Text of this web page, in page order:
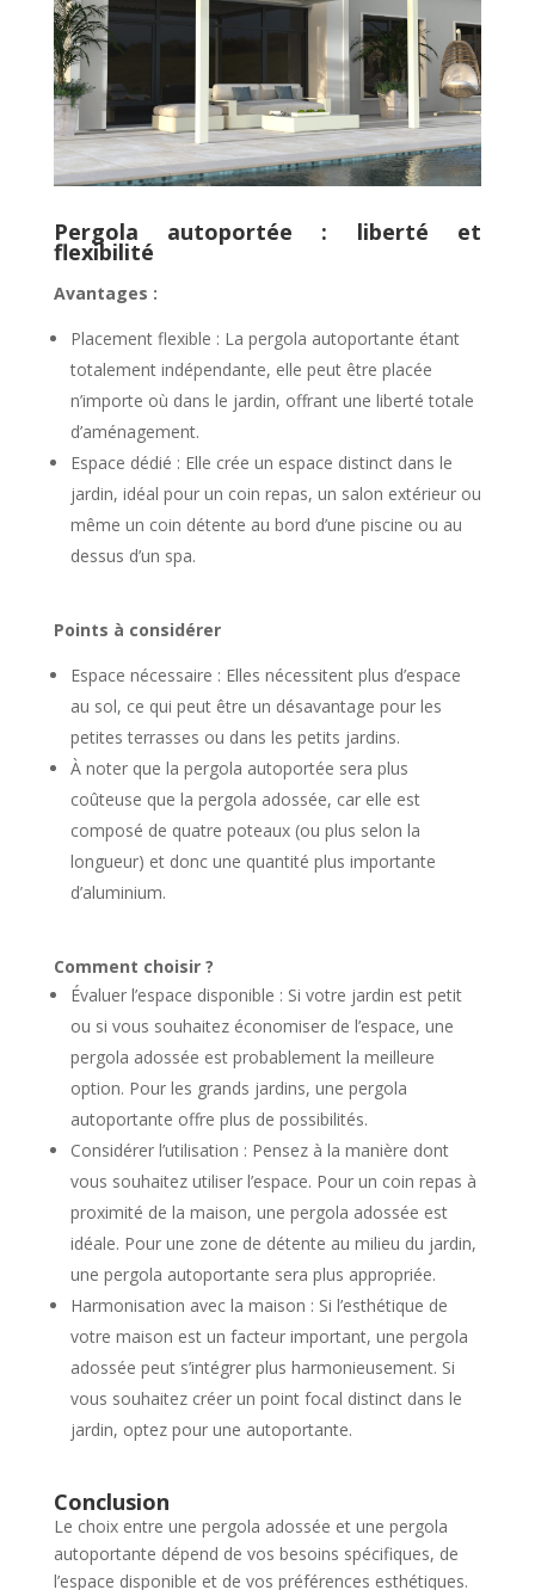
Pergola autoportée : liberté et
flexibilité
Avantages :
Placement flexible : La pergola autoportante étant
totalement indépendante, elle peut être placée
n’importe où dans le jardin, offrant une liberté totale
d’aménagement.
Espace dédié : Elle crée un espace distinct dans le
jardin, idéal pour un coin repas, un salon extérieur ou
même un coin détente au bord d’une piscine ou au
dessus d’un spa.
Points à considérer
Espace nécessaire : Elles nécessitent plus d’espace
au sol, ce qui peut être un désavantage pour les
petites terrasses ou dans les petits jardins.
À noter que la pergola autoportée sera plus
coûteuse que la pergola adossée, car elle est
composé de quatre poteaux (ou plus selon la
longueur) et donc une quantité plus importante
d’aluminium.
Comment choisir ?
Évaluer l’espace disponible : Si votre jardin est petit
ou si vous souhaitez économiser de l’espace, une
pergola adossée est probablement la meilleure
option. Pour les grands jardins, une pergola
autoportante offre plus de possibilités.
Considérer l’utilisation : Pensez à la manière dont
vous souhaitez utiliser l’espace. Pour un coin repas à
proximité de la maison, une pergola adossée est
idéale. Pour une zone de détente au milieu du jardin,
une pergola autoportante sera plus appropriée.
Harmonisation avec la maison : Si l’esthétique de
votre maison est un facteur important, une pergola
adossée peut s’intégrer plus harmonieusement. Si
vous souhaitez créer un point focal distinct dans le
jardin, optez pour une autoportante.
Conclusion
Le choix entre une pergola adossée et une pergola
autoportante dépend de vos besoins spécifiques, de
l’espace disponible et de vos préférences esthétiques.